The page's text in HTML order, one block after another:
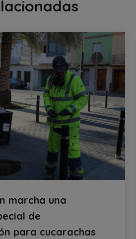
marcha una
de
para cucarachas